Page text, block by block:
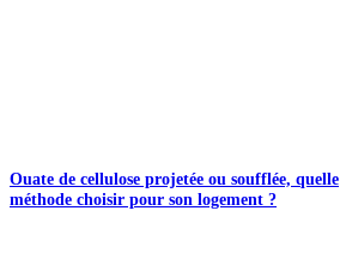
Ouate de cellulose projetée ou soufflée, quelle
méthode choisir pour son logement ?